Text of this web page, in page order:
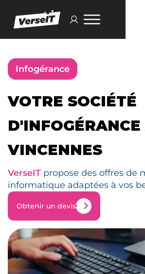
Infogérance
VOTRE SOCIÉTÉ
D'INFOGÉRANCE
VINCENNES
VerseIT propose des offres de
informatique adaptées à vos
Obtenir un devis